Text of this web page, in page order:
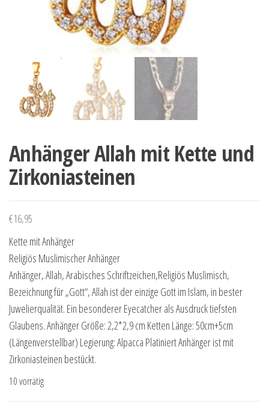
Anhänger Allah mit Kette und
Zirkoniasteinen
€16,95
Kette mit Anhänger
Religiös Muslimischer Anhänger
Anhänger, Allah, Arabisches Schriftzeichen,Religiös Muslimisch,
Bezeichnung für „Gott“, Allah ist der einzige Gott im Islam, in bester
Juwelierqualität. Ein besonderer Eyecatcher als Ausdruck tiefsten
Glaubens. Anhänger Größe: 2,2*2,9 cm Ketten Länge: 50cm+5cm
(Längenverstellbar) Legierung: Alpacca Platiniert Anhänger ist mit
Zirkoniasteinen bestückt.
10 vorrätig